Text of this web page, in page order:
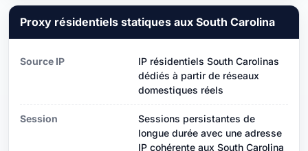
Proxy résidentiels statiques aux South Carolina
Source IP
IP résidentiels South Carolinas
dédiés à partir de réseaux
domestiques réels
Session
Sessions persistantes de
longue durée avec une adresse
IP cohérente aux South Carolina